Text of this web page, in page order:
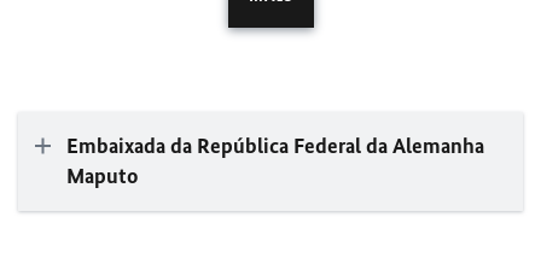
Embaixada da República Federal da Alemanha
Maputo